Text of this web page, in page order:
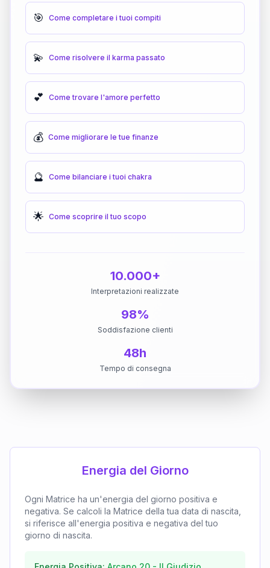
🎯 Come completare i tuoi compiti
💫 Come risolvere il karma passato
💕 Come trovare l'amore perfetto
💰 Come migliorare le tue finanze
🔮 Come bilanciare i tuoi chakra
🌟 Come scoprire il tuo scopo
10.000+
Interpretazioni realizzate
98%
Soddisfazione clienti
48h
Tempo di consegna
Energia del Giorno
Ogni Matrice ha un'energia del giorno positiva e
negativa. Se calcoli la Matrice della tua data di nascita,
si riferisce all'energia positiva e negativa del tuo
giorno di nascita.